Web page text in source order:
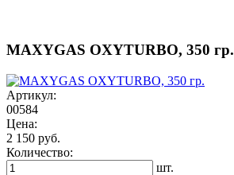
МАXYGAS OXYTURBO, 350 гр.
Артикул:
00584
Цена:
2 150 руб.
Количество:
шт.